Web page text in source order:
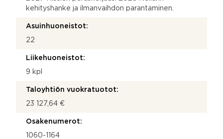
kehityshanke ja ilmanvaihdon parantaminen.
Asuinhuoneistot:
22
Liikehuoneistot:
9 kpl
Taloyhtiön vuokratuotot:
23 127,64 €
Osakenumerot:
1060-1164